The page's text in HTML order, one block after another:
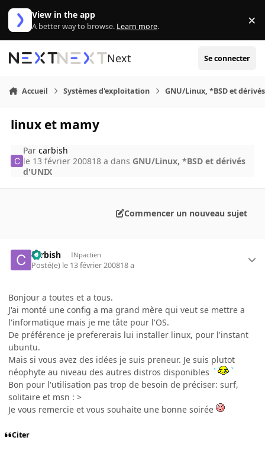
Aller au contenu
View in the app
A better way to browse. Learn more. ×
Next Se connecter
Accueil Systèmes d'exploitation GNU/Linux, *BSD et
linux et mamy
Parcarbish
le 13 février 200818 a dans GNU/Linux, *BSD et dérivés
d'UNIX
Commencer un nouveau sujet
carbish INpactien
Posté(e) le 13 février 200818 a
Bonjour a toutes et a tous.
J'ai monté une config a ma grand mère qui veut se mettre a
l'informatique mais je me tâte pour l'OS.
De préférence je prefererais lui installer linux, pour l'instant
ubuntu.
Mais si vous avez des idées je suis preneur. Je suis plutot
néophyte au niveau des autres distros disponibles
Bon pour l'utilisation pas trop de besoin de préciser: surf,
solitaire et msn : >
Je vous remercie et vous souhaite une bonne soirée
Citer